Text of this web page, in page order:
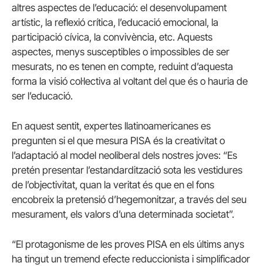
altres aspectes de l’educació: el desenvolupament
artístic, la reflexió crítica, l’educació emocional, la
participació cívica, la convivència, etc. Aquests
aspectes, menys susceptibles o impossibles de ser
mesurats, no es tenen en compte, reduint d’aquesta
forma la visió col·lectiva al voltant del que és o hauria de
ser l’educació.
En aquest sentit, expertes llatinoamericanes es
pregunten si el que mesura PISA és la creativitat o
l’adaptació al model neoliberal dels nostres joves: “Es
pretén presentar l’estandardització sota les vestidures
de l’objectivitat, quan la veritat és que en el fons
encobreix la pretensió d’hegemonitzar, a través del seu
mesurament, els valors d’una determinada societat”.
“El protagonisme de les proves PISA en els últims anys
ha tingut un tremend efecte reduccionista i simplificador